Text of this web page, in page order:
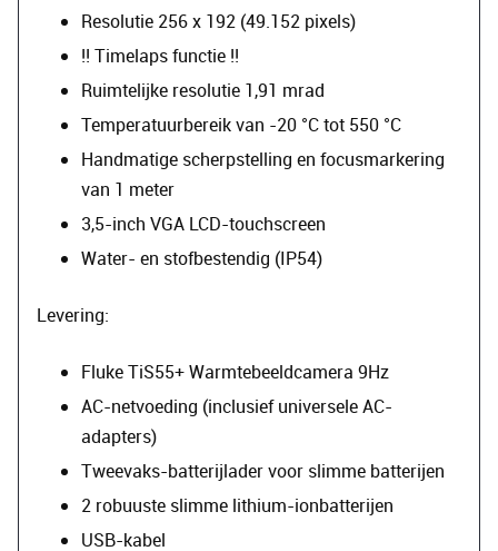
Resolutie 256 x 192 (49.152 pixels)
!! Timelaps functie !!
Ruimtelijke resolutie 1,91 mrad
Temperatuurbereik van -20 °C tot 550 °C
Handmatige scherpstelling en focusmarkering
van 1 meter
3,5-inch VGA LCD-touchscreen
Water- en stofbestendig (IP54)
Levering:
Fluke TiS55+ Warmtebeeldcamera 9Hz
AC-netvoeding (inclusief universele AC-
adapters)
Tweevaks-batterijlader voor slimme batterijen
2 robuuste slimme lithium-ionbatterijen
USB-kabel